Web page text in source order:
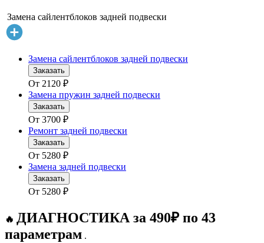
Замена сайлентблоков задней подвески
Замена сайлентблоков задней подвески
Заказать
От 2120 ₽
Замена пружин задней подвески
Заказать
От 3700 ₽
Ремонт задней подвески
Заказать
От 5280 ₽
Замена задней подвески
Заказать
От 5280 ₽
🔥 ДИАГНОСТИКА за 490₽ по 43
параметрам .